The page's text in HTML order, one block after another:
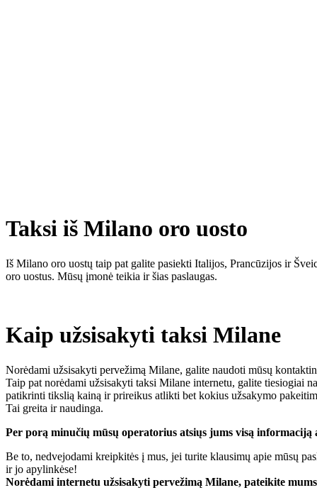
Taksi iš Milano oro uosto
Iš Milano oro uostų taip pat galite pasiekti Italijos, Prancūzijos ir
oro uostus. Mūsų įmonė teikia ir šias paslaugas.
Kaip užsisakyti taksi Milane
Norėdami užsisakyti pervežimą Milane, galite naudoti mūsų
Taip pat norėdami užsisakyti taksi Milane internetu, galite tiesiogiai
patikrinti tikslią kainą ir prireikus atlikti bet kokius užsakymo
Tai greita ir naudinga.
Per porą minučių mūsų operatorius atsiųs jums visą
Be to, nedvejodami kreipkitės į mus, jei turite klausimų apie mūsų
ir jo apylinkėse!
Norėdami internetu užsisakyti pervežimą Milane, pateikite